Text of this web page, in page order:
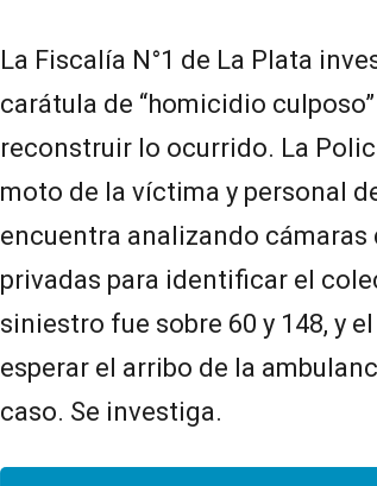
La Fiscalía N°1 de La Plata
carátula de “homicidio
reconstruir lo ocurrido. La
moto de la víctima y personal
encuentra analizando cámaras
privadas para identificar el
siniestro fue sobre 60 y 148, y
esperar el arribo de la
caso. Se investiga.